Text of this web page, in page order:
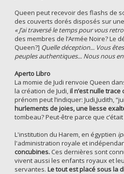
Queen peut recevoir des flashs de
des couverts dorés disposés sur
« J’ai traversé le temps pour vous
des membres de l’Armée Noire? Le
Queen?] Quelle déception... Vous
peuples authentiques... Nous nous
Aperto Libro
La momie de Judi renvoie Queen
la création de Judi,il n’est nulle
prénom peut l’indiquer: Judi,Judith,
hurlements de joies, une liesse
tombeau? Peut-être parce que
L'institution du Harem, en égyptien
l'administration royale et
concubines. Ces dernières sont
vivent aussi les enfants royaux et
servantes. Le tout est placé sous la